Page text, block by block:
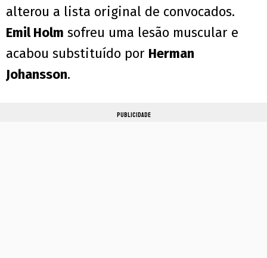
alterou a lista original de convocados.
Emil Holm sofreu uma lesão muscular e
acabou substituído por Herman
Johansson.
PUBLICIDADE